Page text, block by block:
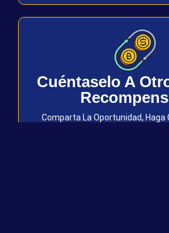
Cuéntaselo A
Comparta La Oportunidad, Haga